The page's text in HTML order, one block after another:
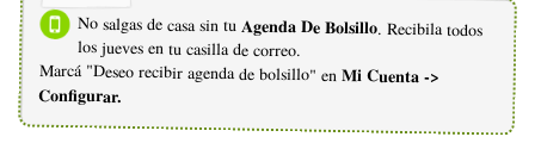
No salgas de casa sin tu Agenda De Bolsillo. Recibila todos
los jueves en tu casilla de correo.
Marcá "Deseo recibir agenda de bolsillo" en Mi Cuenta ->
Configurar.